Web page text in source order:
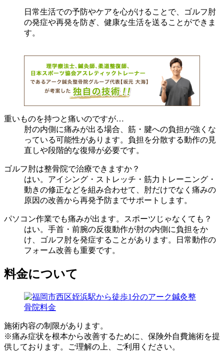
日常生活での予防やケアを心がけることで、ゴルフ肘
の発症や再発を防ぎ、健康な生活を送ることができま
す。
重いものを持つと痛いのですが…
肘の内側に痛みが出る場合、筋・腱への負担が強くな
っている可能性があります。負担を分散する動作の見
直しや段階的な復帰が必要です。
ゴルフ肘は整骨院で治療できますか？
はい。アイシング・ストレッチ・筋力トレーニング・
動きの修正などを組み合わせて、肘だけでなく痛みの
原因の改善から再発予防までサポートします。
パソコン作業でも痛みが出ます。スポーツじゃなくても？
はい。手首・前腕の反復動作が肘の内側に負担をか
け、ゴルフ肘を発症することがあります。日常動作の
フォーム改善も重要です。
料金について
施術内容の制限があります。
※痛み症状を根本から改善するために、保険外自費施術を提
供しております。ご理解の上、ご利用ください。